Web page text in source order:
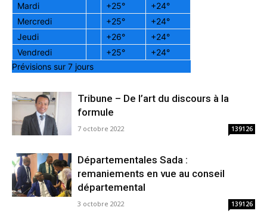
Mardi
+25° +24°
Mercredi
+25° +24°
Jeudi
+26° +24°
Vendredi
+25° +24°
Prévisions sur 7 jours
Tribune – De l’art du discours à la
formule
7 octobre 2022 139126
Départementales Sada :
remaniements en vue au conseil
départemental
3 octobre 2022 139126